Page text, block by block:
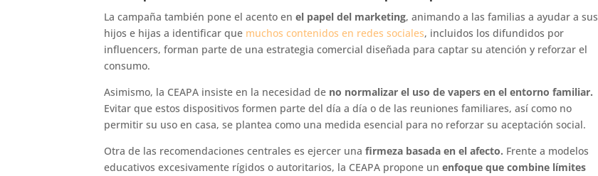
La campaña también pone el acento enel papel del marketing, animando a las familias a ayudar a sus
hijos e hijas a identificar que muchos contenidos en redes sociales, incluidos los difundidos por
influencers, forman parte de una estrategia comercial diseñada para captar su atención y reforzar el
consumo.
Asimismo, la CEAPA insiste en la necesidad de no normalizar el uso de vapers en el entorno familiar.
Evitar que estos dispositivos formen parte del día a día o de las reuniones familiares, así como no
permitir su uso en casa, se plantea como una medida esencial para no reforzar su aceptación social.
Otra de las recomendaciones centrales es ejercer una firmeza basada en el afecto. Frente a modelos
educativos excesivamente rígidos o autoritarios, la CEAPA propone unenfoque que combine límites